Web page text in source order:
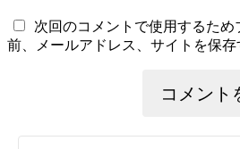
次回のコメントで使用するため
前、メールアドレス、サイトを保存